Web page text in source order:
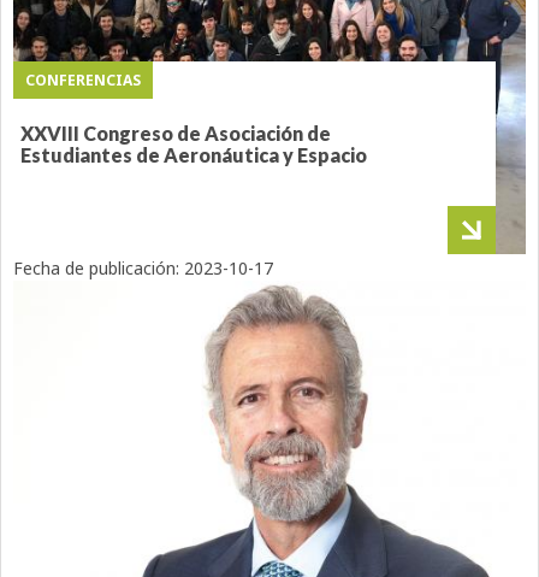
CONFERENCIAS
XXVIII Congreso de Asociación de
Estudiantes de Aeronáutica y Espacio
Fecha de publicación: 2023-10-17